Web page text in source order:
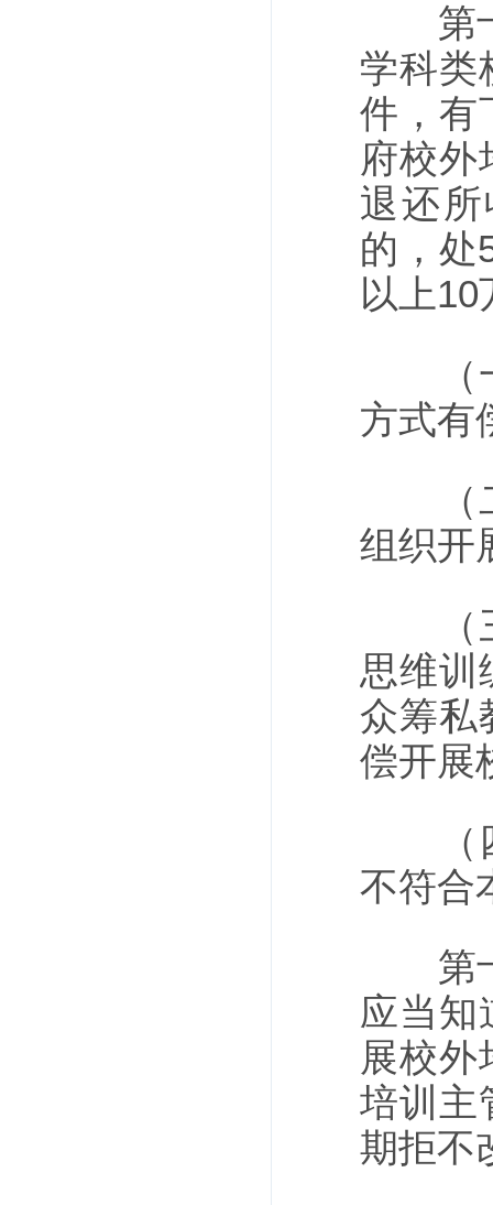
第十
学科类
件，有
府校外
退还
的，处
以上10
（一
方式有
（二
组织开
（三
思维训
众筹私
偿开展
（四
不符合
第十
应当知
展校外
培训主
期拒不